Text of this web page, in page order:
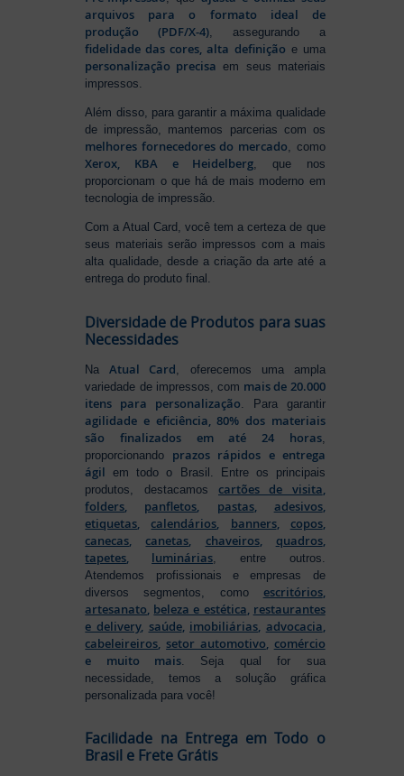
arquivos para o formato ideal de
produção (PDF/X-4), assegurando a
fidelidade das cores, alta definição e uma
personalização precisa em seus materiais
impressos.
Além disso, para garantir a máxima qualidade
de impressão, mantemos parcerias com os
melhores fornecedores do mercado, como
Xerox, KBA e Heidelberg, que nos
proporcionam o que há de mais moderno em
tecnologia de impressão.
Com a Atual Card, você tem a certeza de que
seus materiais serão impressos com a mais
alta qualidade, desde a criação da arte até a
entrega do produto final.
Diversidade de Produtos para suas
Necessidades
NaAtual Card , oferecemos uma ampla
variedade de impressos, com mais de 20.000
itens para personalização . Para garantir
agilidade e eficiência, 80% dos materiais
são finalizados em até 24 horas,
proporcionando prazos rápidos e entrega
ágil em todo o Brasil. Entre os principais
produtos, destacamos cartões de visita
folders
panfletos pastas, adesivos,
etiquetas ,calendários banners, copos,
canecas ,canetas chaveiros, quadros,
tapetes
luminárias , entre outros.
Atendemos profissionais e empresas de
diversos segmentos, como escritórios,
artesanato beleza e estética restaurantes
e delivery, saúde, imobiliárias advocacia
cabeleireiros setor automotivo comércio
e muito mais . Seja qual for sua
necessidade, temos a solução gráfica
personalizada para você!
Facilidade na Entrega em Todo o
Brasil e Frete Grátis